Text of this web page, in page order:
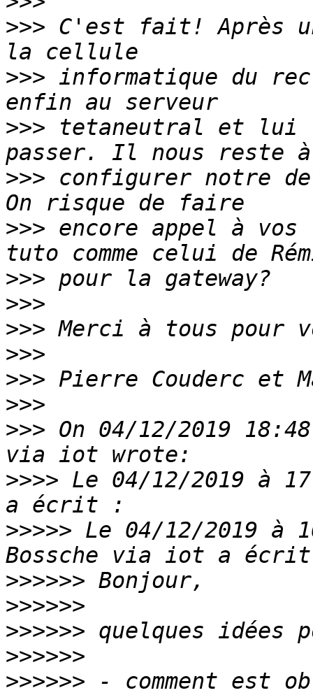
>>> C'est fait! Après
>>> informatique du
>>> tetaneutral et lui
>>> configurer notre
>>> encore appel à
>>>
>>>
>>>
>>>
>>>
>>>
>>> On 04/12/2019
>>>> Le 04/12/2019 à
>>>>> Le 04/12/2019 à
>>>>>>
>>>>>>
>>>>>>
>>>>>>
>>>>>> - comment est